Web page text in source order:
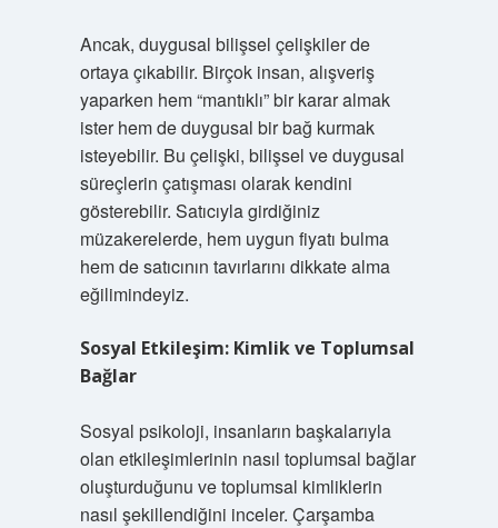
Ancak, duygusal bilişsel çelişkiler de
ortaya çıkabilir. Birçok insan, alışveriş
yaparken hem “mantıklı” bir karar almak
ister hem de duygusal bir bağ kurmak
isteyebilir. Bu çelişki, bilişsel ve duygusal
süreçlerin çatışması olarak kendini
gösterebilir. Satıcıyla girdiğiniz
müzakerelerde, hem uygun fiyatı bulma
hem de satıcının tavırlarını dikkate alma
eğilimindeyiz.
Sosyal Etkileşim: Kimlik ve Toplumsal
Bağlar
Sosyal psikoloji, insanların başkalarıyla
olan etkileşimlerinin nasıl toplumsal bağlar
oluşturduğunu ve toplumsal kimliklerin
nasıl şekillendiğini inceler. Çarşamba